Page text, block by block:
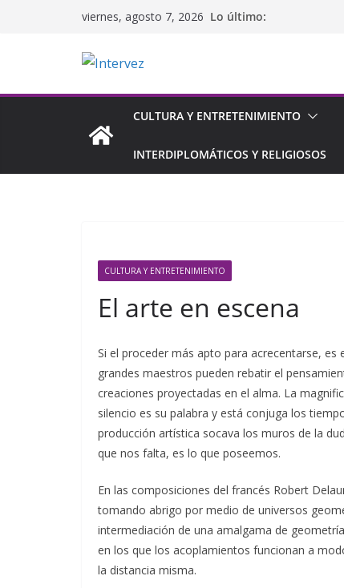
viernes, agosto 7, 2026 Lo último:
CULTURA Y ENTRETENIMIENTO
INTERDIPLOMÁTICOS Y RELIGIOSOS
CULTURA Y ENTRETENIMIENTO
El arte en escena
Si el proceder más apto para acrecentarse,
grandes maestros pueden rebatir el
creaciones proyectadas en el alma. La
silencio es su palabra y está conjuga los
producción artística socava los muros de la
que nos falta, es lo que poseemos.
En las composiciones del francés Robert
tomando abrigo por medio de universos
intermediación de una amalgama de
en los que los acoplamientos funcionan a
la distancia misma.